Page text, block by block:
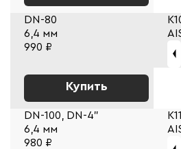
DN-80
6,4 мм
990 ₽
Купить
DN-100, DN-4"
6,4 мм
980 ₽